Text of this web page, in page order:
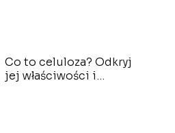
Co to celuloza? Odkryj
jej właściwości i